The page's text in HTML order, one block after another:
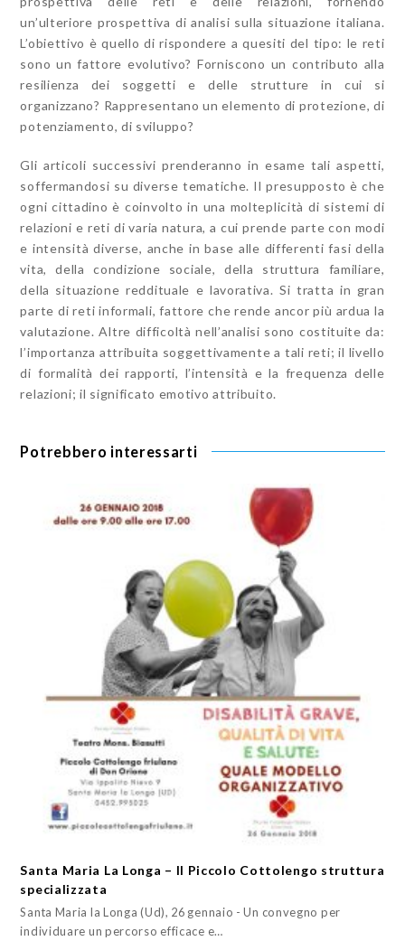
un’ulteriore prospettiva di analisi sulla situazione italiana.
L’obiettivo è quello di rispondere a quesiti del tipo: le reti
sono un fattore evolutivo? Forniscono un contributo alla
resilienza dei soggetti e delle strutture in cui si
organizzano? Rappresentano un elemento di protezione, di
potenziamento, di sviluppo?
Gli articoli successivi prenderanno in esame tali aspetti,
soffermandosi su diverse tematiche. Il presupposto è che
ogni cittadino è coinvolto in una molteplicità di sistemi di
relazioni e reti di varia natura, a cui prende parte con modi
e intensità diverse, anche in base alle differenti fasi della
vita, della condizione sociale, della struttura familiare,
della situazione reddituale e lavorativa. Si tratta in gran
parte di reti informali, fattore che rende ancor più ardua la
valutazione. Altre difficoltà nell’analisi sono costituite da:
l’importanza attribuita soggettivamente a tali reti; il livello
di formalità dei rapporti, l’intensità e la frequenza delle
relazioni; il significato emotivo attribuito.
Potrebbero interessarti
Santa Maria La Longa – Il Piccolo Cottolengo struttura
specializzata
Santa Maria la Longa (Ud), 26 gennaio - Un convegno per
individuare un percorso efficace e…